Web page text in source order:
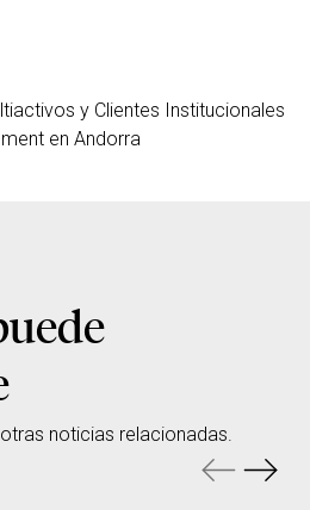
y Clientes Institucionales
en Andorra
noticias relacionadas.